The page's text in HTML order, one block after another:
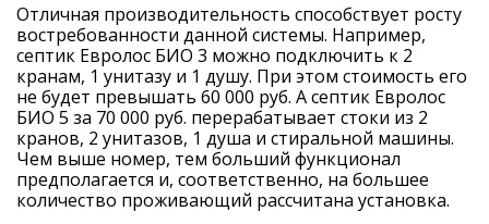
Отличная производительность способствует росту
востребованности данной системы. Например,
септик Евролос БИО 3 можно подключить к 2
кранам, 1 унитазу и 1 душу. При этом стоимость его
не будет превышать 60 000 руб. А септик Евролос
БИО 5 за 70 000 руб. перерабатывает стоки из 2
кранов, 2 унитазов, 1 душа и стиральной машины.
Чем выше номер, тем больший функционал
предполагается и, соответственно, на большее
количество проживающий рассчитана установка.